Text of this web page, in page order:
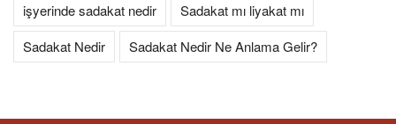
işyerinde sadakat nedir
Sadakat mı liyakat mı
Sadakat Nedir
Sadakat Nedir Ne Anlama Gelir?